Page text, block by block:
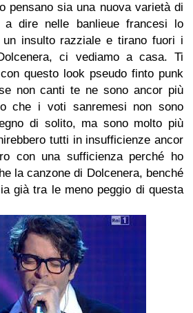
pensano sia una nuova varietà di
dire nelle banlieue francesi lo
un insulto razziale e tirano fuori i
ci vediamo a casa. Ti
questo look pseudo finto punk
non canti te ne sono ancor più
che i voti sanremesi non sono
di solito, ma sono molto più
tutti in insufficienze ancor
con una sufficienza perché ho
la canzone di Dolcenera, benché
già tra le meno peggio di questa